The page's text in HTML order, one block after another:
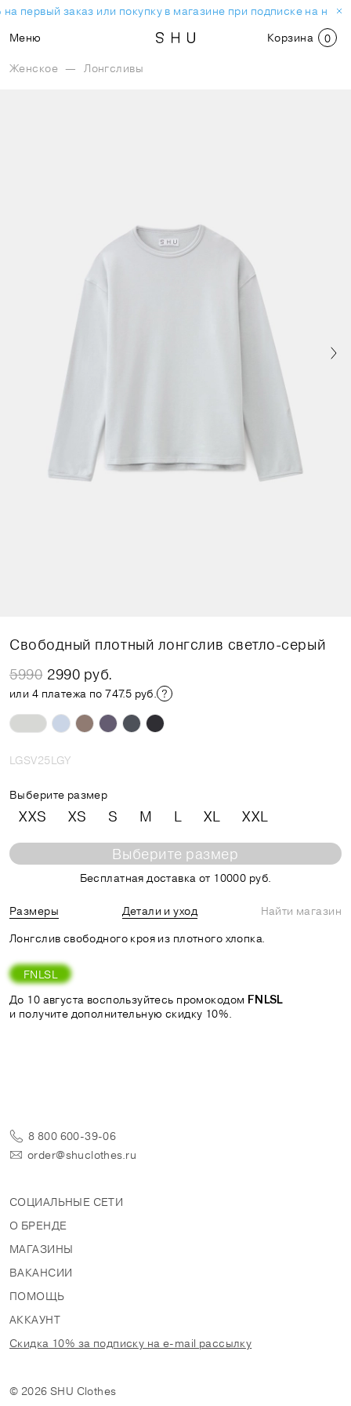
первый заказ или покупку в магазине при подписке на
Меню
Корзина 0
Женское — Лонгсливы
Свободный плотный лонгслив светло-серый
5990 2990 руб.
или 4 платежа по 747.5 руб.
LGSV25LGY
Выберите размер
XXS XS S M L XL XXL
Выберите размер
Бесплатная доставка от 10000 руб.
Размеры Детали и уход
Найти магазин
Лонгслив свободного кроя из плотного хлопка.
FNLSL
До 10 августа воспользуйтесь промокодом FNLSL
и получите дополнительную скидку 10%.
8 800 600-39-06
order@shuclothes.ru
СОЦИАЛЬНЫЕ СЕТИ
О БРЕНДЕ
МАГАЗИНЫ
ВАКАНСИИ
ПОМОЩЬ
АККАУНТ
Скидка 10% за подписку на e-mail рассылку
© 2026 SHU Clothes